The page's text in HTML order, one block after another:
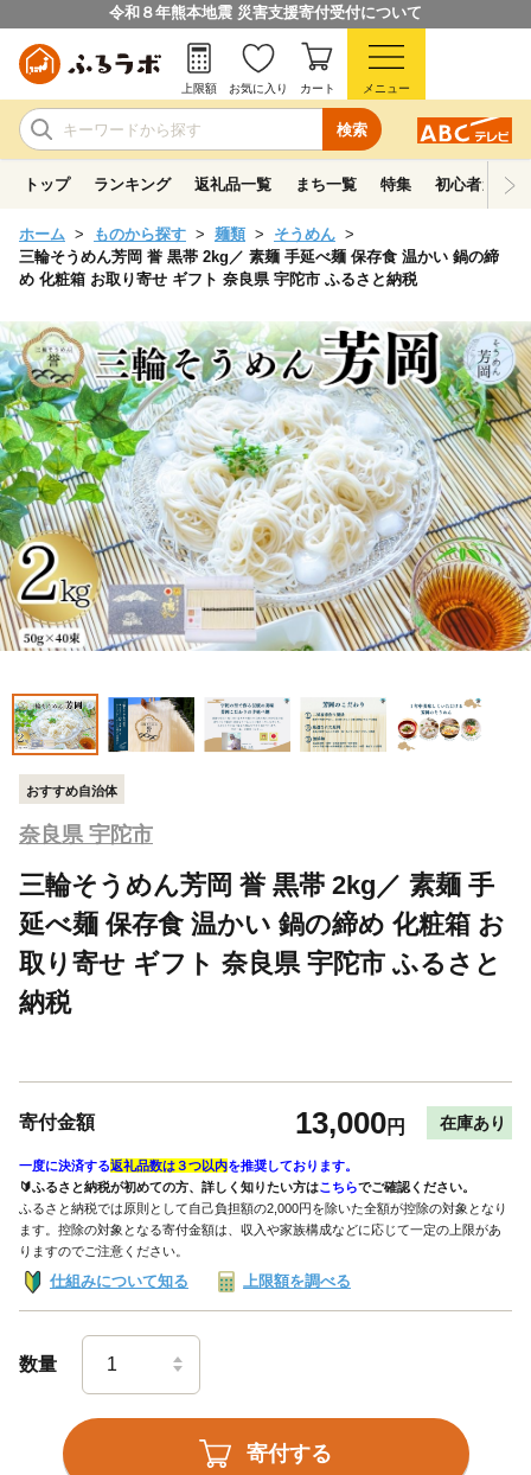
令和８年熊本地震 災害支援寄付受付について
検索
上限額 お気に入り カート メニュー
トップ ランキング 返礼品一覧 まち一覧 特集 初心者ガイド
ホーム ものから探す 麺類
そうめん
三輪そうめん芳岡 誉 黒帯 2kg／ 素麺 手延べ麺 保存食 温かい 鍋の締
め 化粧箱 お取り寄せ ギフト 奈良県 宇陀市 ふるさと納税
おすすめ自治体
奈良県 宇陀市
三輪そうめん芳岡 誉 黒帯 2kg／ 素麺 手
延べ麺 保存食 温かい 鍋の締め 化粧箱 お
取り寄せ ギフト 奈良県 宇陀市 ふるさと
納税
寄付金額 13,000円 在庫あり
一度に決済する返礼品数は３つ以内を推奨しております。
🔰ふるさと納税が初めての方、詳しく知りたい方はこちらでご確認ください。
ふるさと納税では原則として自己負担額の2,000円を除いた全額が控除の対象となり
ます。控除の対象となる寄付金額は、収入や家族構成などに応じて一定の上限があ
りますのでご注意ください。
仕組みについて知る 上限額を調べる
数量
寄付する